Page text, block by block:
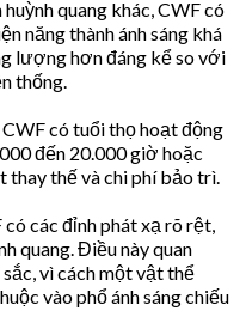
quang khác, CWF có
năng thành ánh sáng khá
lượng hơn đáng kể so với
thống.
CWF có tuổi thọ hoạt động
đến 20.000 giờ hoặc
thay thế và chi phí bảo trì.
có các đỉnh phát xạ rõ rệt,
quang. Điều này quan
vì cách một vật thể
vào phổ ánh sáng chiếu